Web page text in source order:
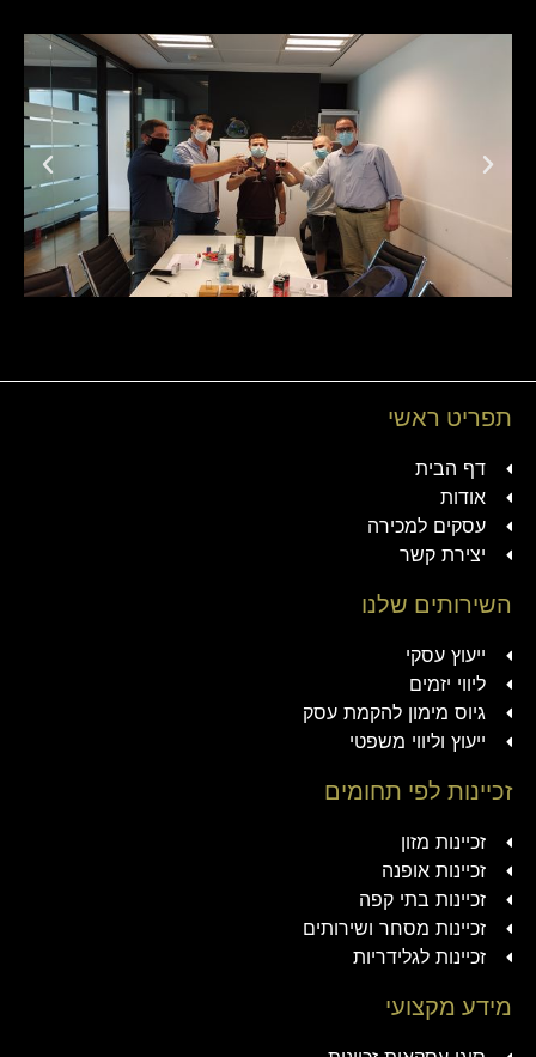
תפריט ראשי
דף הבית
אודות
עסקים למכירה
יצירת קשר
השירותים שלנו
ייעוץ עסקי
ליווי יזמים
גיוס מימון להקמת עסק
ייעוץ וליווי משפטי
זכיינות לפי תחומים
זכיינות מזון
זכיינות אופנה
זכיינות בתי קפה
זכיינות מסחר ושירותים
זכיינות לגלידריות
מידע מקצועי